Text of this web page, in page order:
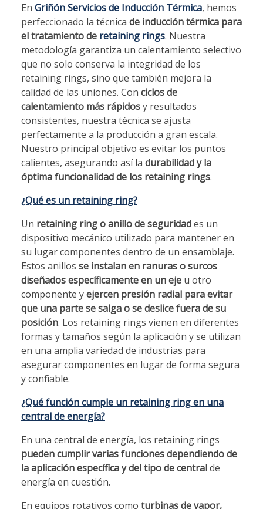
En Griñón Servicios de Inducción Térmica, hemos
perfeccionado la técnica de inducción térmica para
el tratamiento de retaining rings. Nuestra
metodología garantiza un calentamiento selectivo
que no solo conserva la integridad de los
retaining rings, sino que también mejora la
calidad de las uniones. Con ciclos de
calentamiento más rápidosy resultados
consistentes, nuestra técnica se ajusta
perfectamente a la producción a gran escala.
Nuestro principal objetivo es evitar los puntos
calientes, asegurando así la durabilidad y la
óptima funcionalidad de los retaining rings.
¿Qué es un retaining ring?
Un retaining ring o anillo de seguridades un
dispositivo mecánico utilizado para mantener en
su lugar componentes dentro de un ensamblaje.
Estos anillos se instalan en ranuras o surcos
diseñados específicamente en un eje u otro
componente yejercen presión radial para evitar
que una parte se salga o se deslice fuera de su
posición. Los retaining rings vienen en diferentes
formas y tamaños según la aplicación y se utilizan
en una amplia variedad de industrias para
asegurar componentes en lugar de forma segura
y confiable.
¿Qué función cumple un retaining ring en una
central de energía?
En una central de energía, los retaining rings
pueden cumplir varias funciones dependiendo de
la aplicación específica y del tipo de centralde
energía en cuestión.
En equipos rotativos como turbinas de vapor,